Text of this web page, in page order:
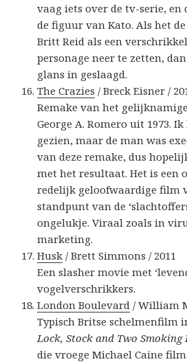
vaag iets over de tv-serie,
de figuur van Kato. Als het
Britt Reid als een
personage neer te zetten,
glans in geslaagd.
The Crazies / Breck Eisner /
Remake van het
George A. Romero uit 1973.
gezien, maar de man was
van deze remake, dus
met het resultaat. Het is een
redelijk geloofwaardige film
standpunt van de
ongelukje. Viraal zoals in
marketing.
Husk / Brett Simmons / 2011
Een slasher movie met
vogelverschrikkers.
London Boulevard / William
Typisch Britse schelmenfilm
Lock, Stock and Two Smoking
die vroege Michael Caine